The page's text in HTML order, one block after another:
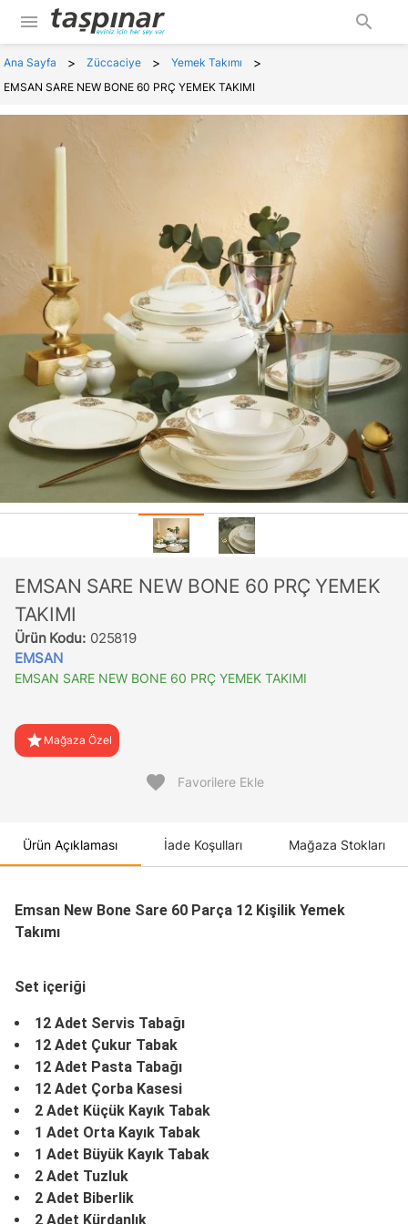
menu search
Ana Sayfa > Züccaciye > Yemek Takımı >
EMSAN SARE NEW BONE 60 PRÇ YEMEK TAKIMI
EMSAN SARE NEW BONE 60 PRÇ YEMEK
TAKIMI
Ürün Kodu: 025819
EMSAN
EMSAN SARE NEW BONE 60 PRÇ YEMEK TAKIMI
star Mağaza Özel
favorite Favorilere Ekle
Ürün Açıklaması İade Koşulları Mağaza Stokları
Emsan New Bone Sare 60 Parça 12 Kişilik Yemek
Takımı
Set içeriği
12 Adet Servis Tabağı
12 Adet Çukur Tabak
12 Adet Pasta Tabağı
12 Adet Çorba Kasesi
2 Adet Küçük Kayık Tabak
1 Adet Orta Kayık Tabak
1 Adet Büyük Kayık Tabak
2 Adet Tuzluk
2 Adet Biberlik
2 Adet Kürdanlık